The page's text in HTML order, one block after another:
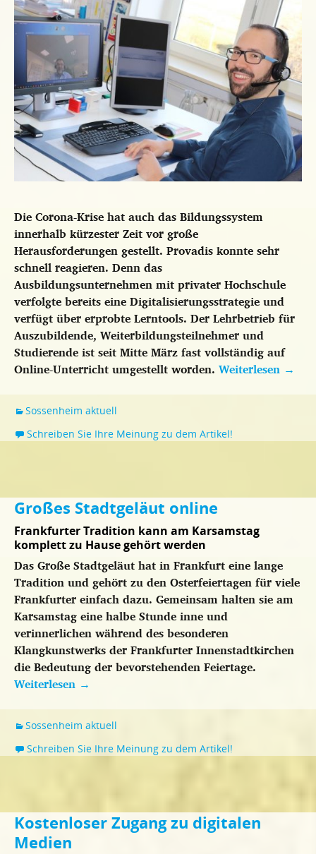
Die Corona-Krise hat auch das Bildungssystem
innerhalb kürzester Zeit vor große
Herausforderungen gestellt. Provadis konnte sehr
schnell reagieren. Denn das
Ausbildungsunternehmen mit privater Hochschule
verfolgte bereits eine Digitalisierungsstrategie und
verfügt über erprobte Lerntools. Der Lehrbetrieb für
Auszubildende, Weiterbildungsteilnehmer und
Studierende ist seit Mitte März fast vollständig auf
Online-Unterricht umgestellt worden. Weiterlesen →
Sossenheim aktuell
Schreiben Sie Ihre Meinung zu dem Artikel!
Großes Stadtgeläut online
Frankfurter Tradition kann am Karsamstag
komplett zu Hause gehört werden
Das Große Stadtgeläut hat in Frankfurt eine lange
Tradition und gehört zu den Osterfeiertagen für viele
Frankfurter einfach dazu. Gemeinsam halten sie am
Karsamstag eine halbe Stunde inne und
verinnerlichen während des besonderen
Klangkunstwerks der Frankfurter Innenstadtkirchen
die Bedeutung der bevorstehenden Feiertage.
Weiterlesen →
Sossenheim aktuell
Schreiben Sie Ihre Meinung zu dem Artikel!
Kostenloser Zugang zu digitalen
Medien